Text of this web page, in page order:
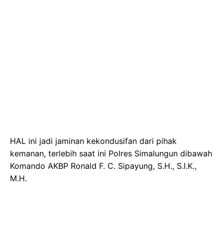
HAL ini jadi jaminan kekondusifan dari pihak
kemanan, terlebih saat ini Polres Simalungun dibawah
Komando AKBP Ronald F. C. Sipayung, S.H., S.I.K.,
M.H.